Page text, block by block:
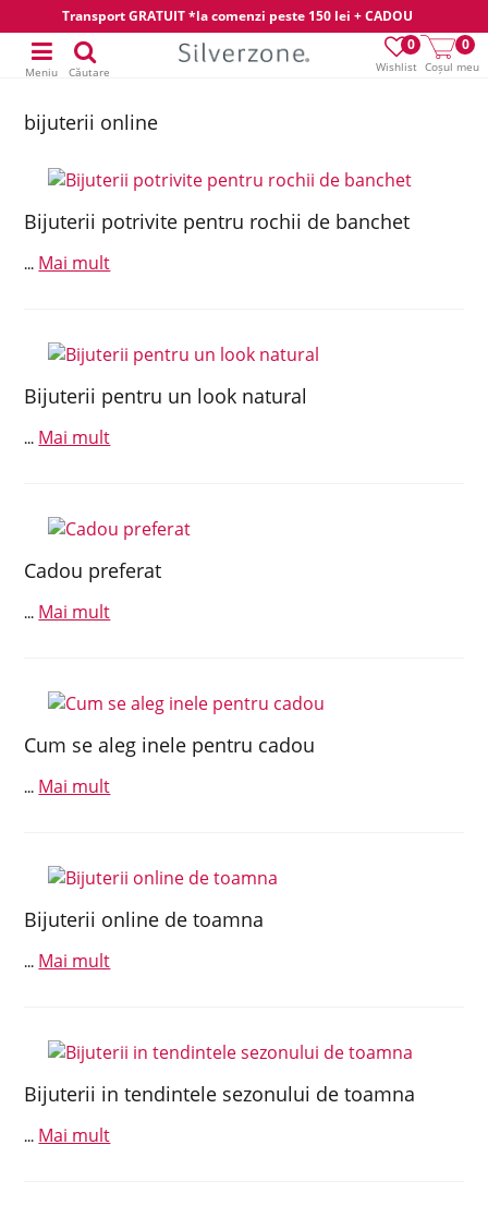
Transport GRATUIT *la comenzi peste 150 lei + CADOU
Wishlist
0
Coșul meu
0
Meniu Căutare
bijuterii online
Bijuterii potrivite pentru rochii de banchet
... Mai mult
Bijuterii pentru un look natural
... Mai mult
Cadou preferat
... Mai mult
Cum se aleg inele pentru cadou
... Mai mult
Bijuterii online de toamna
... Mai mult
Bijuterii in tendintele sezonului de toamna
... Mai mult